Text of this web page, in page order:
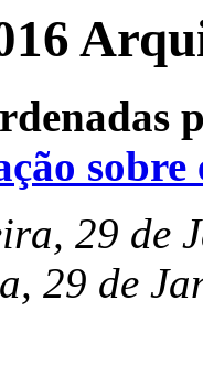
sobre
29 de
29 de